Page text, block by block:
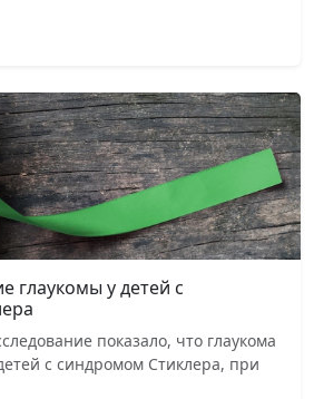
глаукомы у детей с
показало, что глаукома
с синдромом Стиклера, при